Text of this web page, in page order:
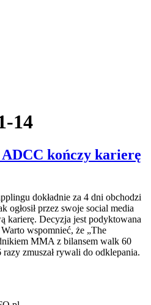
14
kończy karierę
dokładnie za 4 dni obchodzi
ogłosił przez swoje social media
karierę. Decyzja jest podyktowana
wspomnieć, że „The
MMA z bilansem walk 60
zmuszał rywali do odklepania.